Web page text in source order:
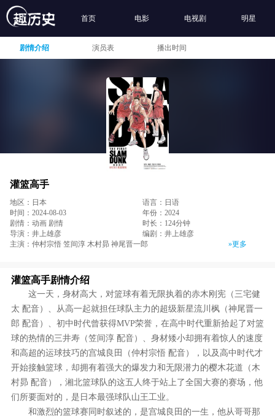
首页 电影 电视剧 明星
剧情介绍 演员表 播出时间
灌篮高手
地区：日本
语言：日语
时间：2024-08-03
年份：2024
剧情：动画 剧情
时长：124分钟
导演：井上雄彦
编剧：井上雄彦
主演：仲村宗悟 笠间淳 木村昴 神尾晋一郎
»更多
灌篮高手剧情介绍
这一天，身材高大，对篮球有着无限执着的赤木刚宪（三宅健
太 配音）、从高一起就担任球队主力的超级新星流川枫（神尾晋一
郎 配音）、初中时代曾获得MVP荣誉，在高中时代重新拾起了对篮
球的热情的三井寿（笠间淳 配音）、身材矮小却拥有着惊人的速度
和高超的运球技巧的宫城良田（仲村宗悟 配音），以及高中时代才
开始接触篮球，却拥有着强大的爆发力和无限潜力的樱木花道（木
村昴 配音），湘北篮球队的这五人终于站上了全国大赛的赛场，他
们所要面对的，是日本最强球队山王工业。
和激烈的篮球赛同时叙述的，是宫城良田的一生，他从哥哥那